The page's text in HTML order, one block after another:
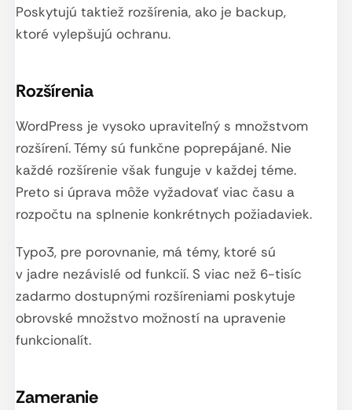
Poskytujú taktiež rozšírenia, ako je backup,
ktoré vylepšujú ochranu.
Rozšírenia
WordPress je vysoko upraviteľný s množstvom
rozšírení. Témy sú funkčne poprepájané. Nie
každé rozšírenie však funguje v každej téme.
Preto si úprava môže vyžadovať viac času a
rozpočtu na splnenie konkrétnych požiadaviek.
Typo3, pre porovnanie, má témy, ktoré sú
v jadre nezávislé od funkcií. S viac než 6-tisíc
zadarmo dostupnými rozšíreniami poskytuje
obrovské množstvo možností na upravenie
funkcionalít.
Zameranie